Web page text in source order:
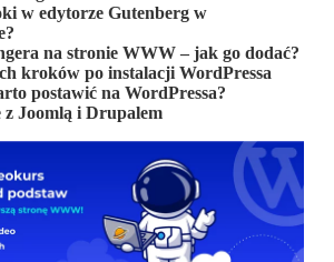
w edytorze Gutenberg w
na stronie WWW – jak go dodać?
kroków po instalacji WordPressa
postawić na WordPressa?
z Joomlą i Drupalem